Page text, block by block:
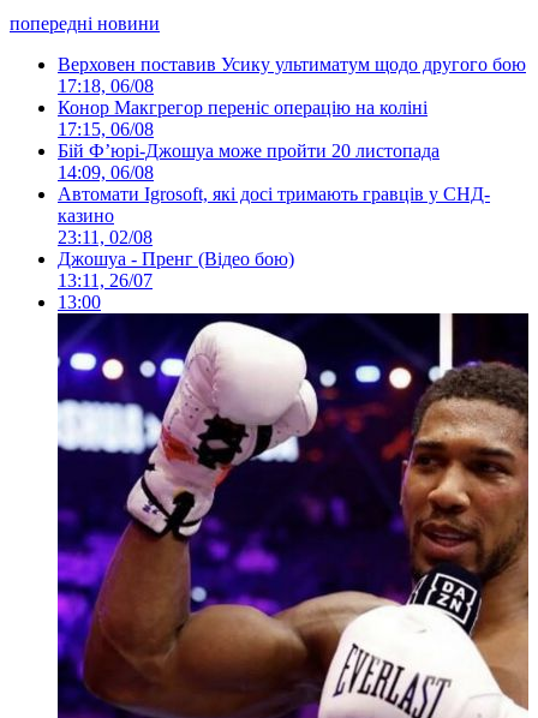
попередні новини
Верховен поставив Усику ультиматум щодо другого бою
17:18, 06/08
Конор Макгрегор переніс операцію на коліні
17:15, 06/08
Бій Ф’юрі-Джошуа може пройти 20 листопада
14:09, 06/08
Автомати Igrosoft, які досі тримають гравців у СНД-
казино
23:11, 02/08
Джошуа - Пренг (Відео бою)
13:11, 26/07
13:00